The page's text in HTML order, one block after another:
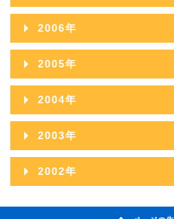
2016年01月
2015年02月
2015年01月
2014年03月
2014年02月
2014年01月
2013年05月
2013年03月
2013年02月
2013年01月
2012年06月
2012年05月
2012年03月
2012年02月
2012年01月
2011年07月
2011年06月
2011年05月
2011年03月
2011年02月
2010年08月
2010年07月
2010年06月
2010年05月
2010年03月
2009年10月
2009年09月
2009年08月
2009年07月
2009年06月
2009年05月
2009年03月
2008年11月
2008年10月
2008年09月
2008年08月
2008年07月
2008年06月
2008年05月
2007年12月
2007年11月
2007年10月
2007年09月
2007年08月
2007年07月
2006年
2006年12月
2006年11月
2006年10月
2006年09月
2006年08月
2005年
2005年12月
2005年11月
2005年10月
2005年09月
2005年08月
2004年
2004年12月
2004年11月
2004年10月
2003年
2003年12月
2002年